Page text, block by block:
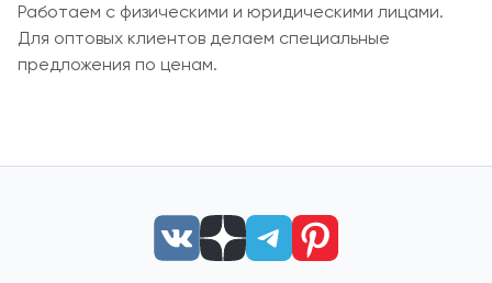
Работаем с физическими и юридическими лицами.
Для оптовых клиентов делаем специальные
предложения по ценам.